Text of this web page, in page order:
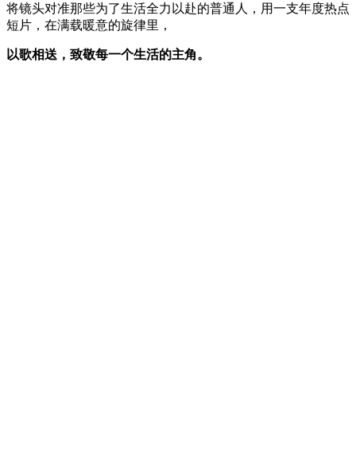
将镜头对准那些为了生活全力以赴的普通人，用一支年度热点
短片，在满载暖意的旋律里，
以歌相送，致敬每一个生活的主角。